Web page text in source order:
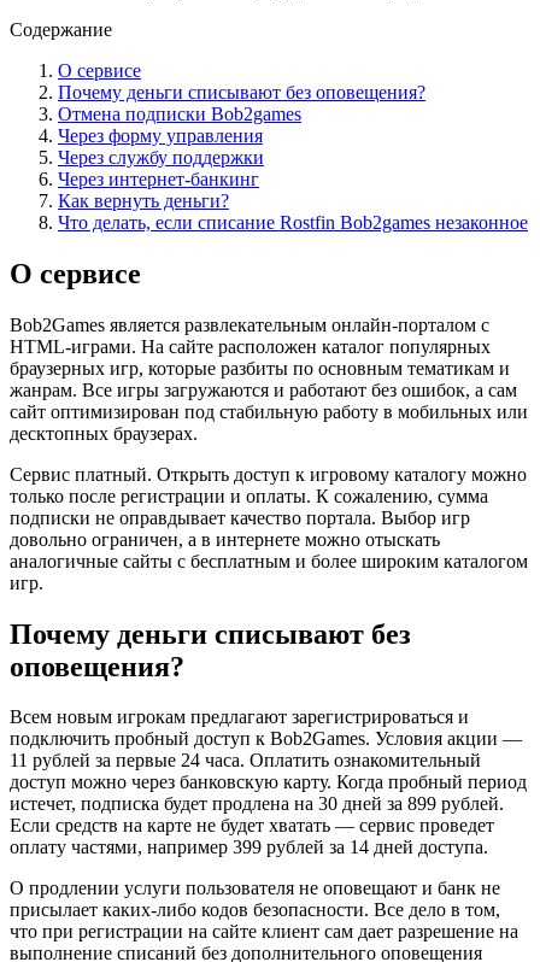
Содержание
О сервисе
Почему деньги списывают без оповещения?
Отмена подписки Bob2games
Через форму управления
Через службу поддержки
Через интернет-банкинг
Как вернуть деньги?
Что делать, если списание Rostfin Bob2games незаконное
О сервисе
Bob2Games является развлекательным онлайн-порталом с
HTML-играми. На сайте расположен каталог популярных
браузерных игр, которые разбиты по основным тематикам и
жанрам. Все игры загружаются и работают без ошибок, а сам
сайт оптимизирован под стабильную работу в мобильных или
десктопных браузерах.
Сервис платный. Открыть доступ к игровому каталогу можно
только после регистрации и оплаты. К сожалению, сумма
подписки не оправдывает качество портала. Выбор игр
довольно ограничен, а в интернете можно отыскать
аналогичные сайты с бесплатным и более широким каталогом
игр.
Почему деньги списывают без
оповещения?
Всем новым игрокам предлагают зарегистрироваться и
подключить пробный доступ к Bob2Games. Условия акции —
11 рублей за первые 24 часа. Оплатить ознакомительный
доступ можно через банковскую карту. Когда пробный период
истечет, подписка будет продлена на 30 дней за 899 рублей.
Если средств на карте не будет хватать — сервис проведет
оплату частями, например 399 рублей за 14 дней доступа.
О продлении услуги пользователя не оповещают и банк не
присылает каких-либо кодов безопасности. Все дело в том,
что при регистрации на сайте клиент сам дает разрешение на
выполнение списаний без дополнительного оповещения